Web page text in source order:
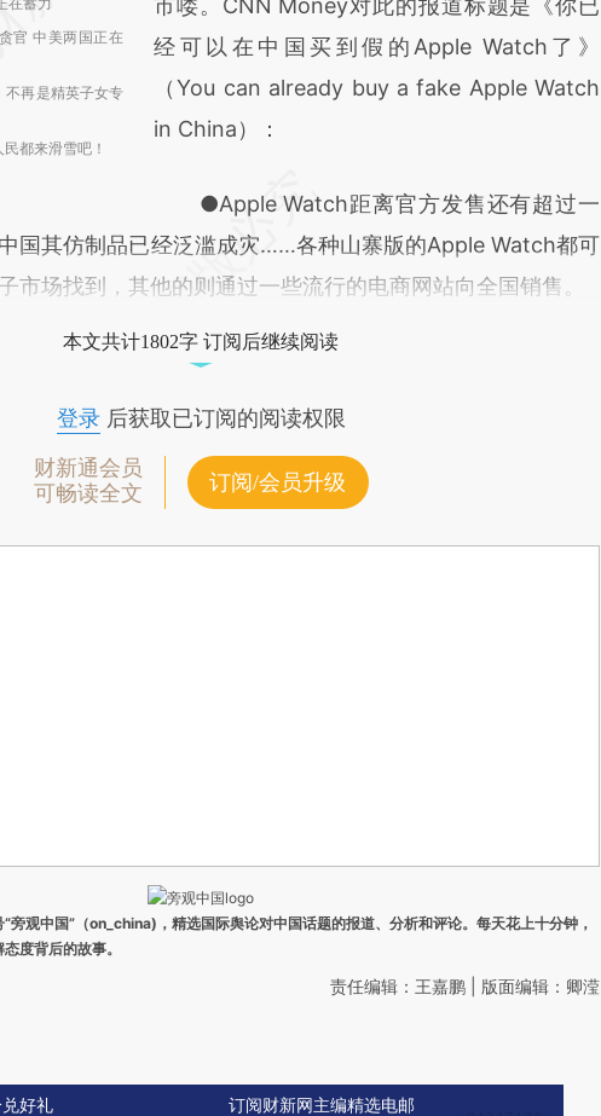
官 中美两国正在
不再是精英子女专
都来滑雪吧！
市喽。CNN Money对此的报道标题是《你已
经可以在中国买到假的Apple Watch了》
（You can already buy a fake Apple Watch
in China）：
●Apple Watch距离官方发售还有超过一
国其仿制品已经泛滥成灾……各种山寨版的Apple Watch都可
市场找到，其他的则通过一些流行的电商网站向全国销售。
本文共计1802字 订阅后继续阅读
登录后获取已订阅的阅读权限
财新通会员
可畅读全文
订阅/会员升级
观中国”（on_china)，精选国际舆论对中国话题的报道、分析和评论。每天花上十分钟，
度背后的故事。
责任编辑：王嘉鹏 | 版面编辑：卿滢
好礼 订阅财新网主编精选电邮